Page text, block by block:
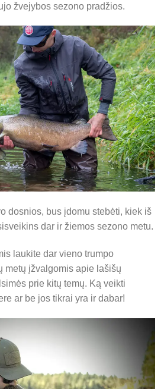
žvejybos sezono pradžios.
dosnios, bus įdomu stebėti, kiek iš
dar ir žiemos sezono metu.
laukite dar vieno trumpo
metų įžvalgomis apie lašišų
prie kitų temų. Ką veikti
ar be jos tikrai yra ir dabar!